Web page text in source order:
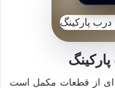
ای از قطعات مکمل است